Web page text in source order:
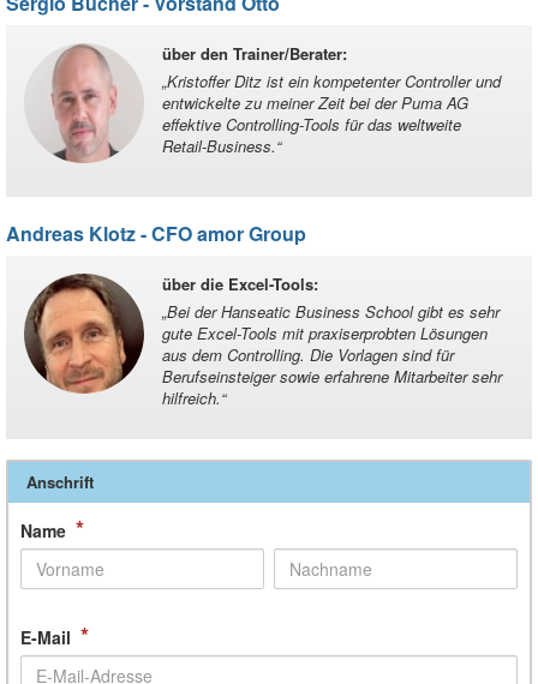
über den Trainer/Berater:
„Kristoffer Ditz ist ein kompetenter Controller und
entwickelte zu meiner Zeit bei der Puma AG
effektive Controlling-Tools für das weltweite
Retail-Business.“
Andreas Klotz - CFO amor Group
über die Excel-Tools:
„Bei der Hanseatic Business School gibt es sehr
gute Excel-Tools mit praxiserprobten Lösungen
aus dem Controlling. Die Vorlagen sind für
Berufseinsteiger sowie erfahrene Mitarbeiter sehr
hilfreich.“
Anschrift
Name *
E-Mail *